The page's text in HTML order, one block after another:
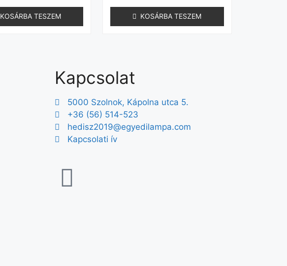
KOSÁRBA TESZEM KOSÁRBA TESZEM
Kapcsolat
5000 Szolnok, Kápolna utca 5.
+36 (56) 514-523
hedisz2019@egyedilampa.com
Kapcsolati ív